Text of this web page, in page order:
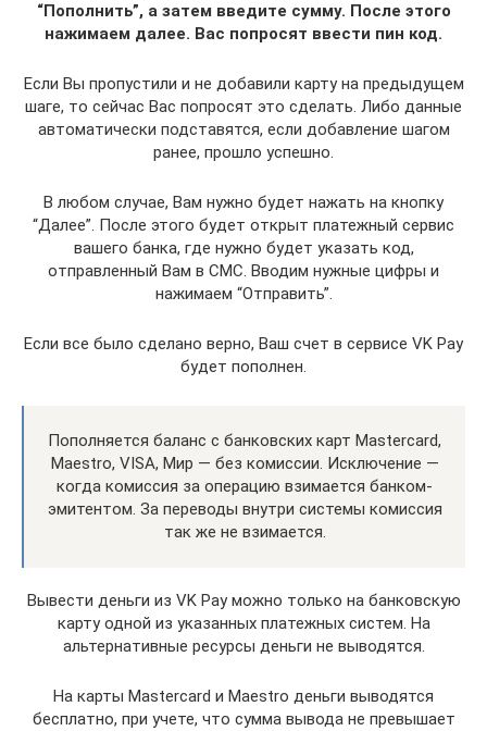
“Пополнить”, а затем введите сумму. После этого
нажимаем далее. Вас попросят ввести пин код.
Если Вы пропустили и не добавили карту на предыдущем
шаге, то сейчас Вас попросят это сделать. Либо данные
автоматически подставятся, если добавление шагом
ранее, прошло успешно.
В любом случае, Вам нужно будет нажать на кнопку
“Далее”. После этого будет открыт платежный сервис
вашего банка, где нужно будет указать код,
отправленный Вам в СМС. Вводим нужные цифры и
нажимаем “Отправить”.
Если все было сделано верно, Ваш счет в сервисе VK Pay
будет пополнен.
Пополняется баланс с банковских карт Mastercard,
Maestro, VISA, Мир — без комиссии. Исключение —
когда комиссия за операцию взимается банком-
эмитентом. За переводы внутри системы комиссия
так же не взимается.
Вывести деньги из VK Pay можно только на банковскую
карту одной из указанных платежных систем. На
альтернативные ресурсы деньги не выводятся.
На карты Mastercard и Maestro деньги выводятся
бесплатно, при учете, что сумма вывода не превышает